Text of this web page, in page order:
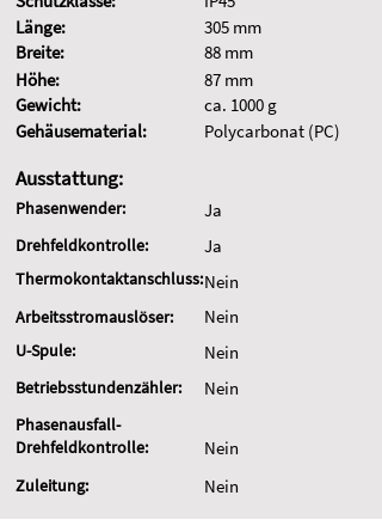
Länge:
Breite:
Höhe:
Gewicht:
Gehäusematerial:
305 mm
88 mm
87 mm
ca. 1000 g
Polycarbonat (PC)
Ausstattung:
Phasenwender: Ja
Drehfeldkontrolle: Ja
Thermokontaktanschluss:Nein
Arbeitsstromauslöser:
U-Spule:
Nein
Nein
Betriebsstundenzähler: Nein
Phasenausfall-
Drehfeldkontrolle:
Nein
Zuleitung: Nein